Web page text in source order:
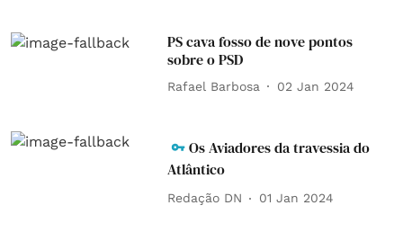
PS cava fosso de nove pontos
sobre o PSD
Rafael Barbosa 02 Jan 2024
Os Aviadores da travessia do
Atlântico
Redação DN 01 Jan 2024